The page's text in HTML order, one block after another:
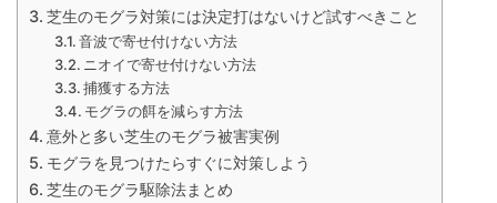
芝生のモグラ対策には決定打はないけど試すべきこと
音波で寄せ付けない方法
ニオイで寄せ付けない方法
捕獲する方法
モグラの餌を減らす方法
意外と多い芝生のモグラ被害実例
モグラを見つけたらすぐに対策しよう
芝生のモグラ駆除法まとめ